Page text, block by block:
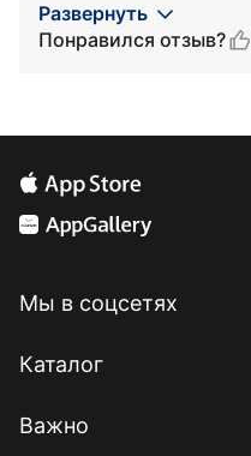
Развернуть
Понравился отзыв?
Мы в соцсетях
Каталог
Важно